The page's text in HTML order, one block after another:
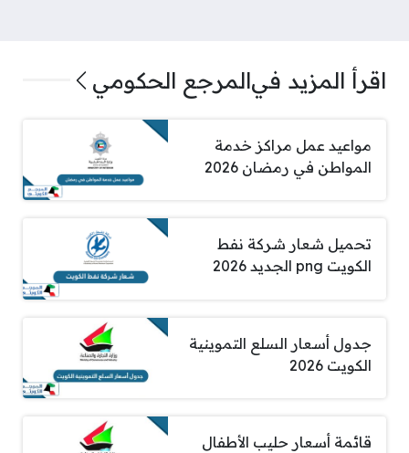
اقرأ المزيد فيالمرجع الحكومي
مواعيد عمل مراكز خدمة
المواطن في رمضان 2026
تحميل شعار شركة نفط
الكويت png الجديد 2026
جدول أسعار السلع التموينية
الكويت 2026
قائمة أسعار حليب الأطفال